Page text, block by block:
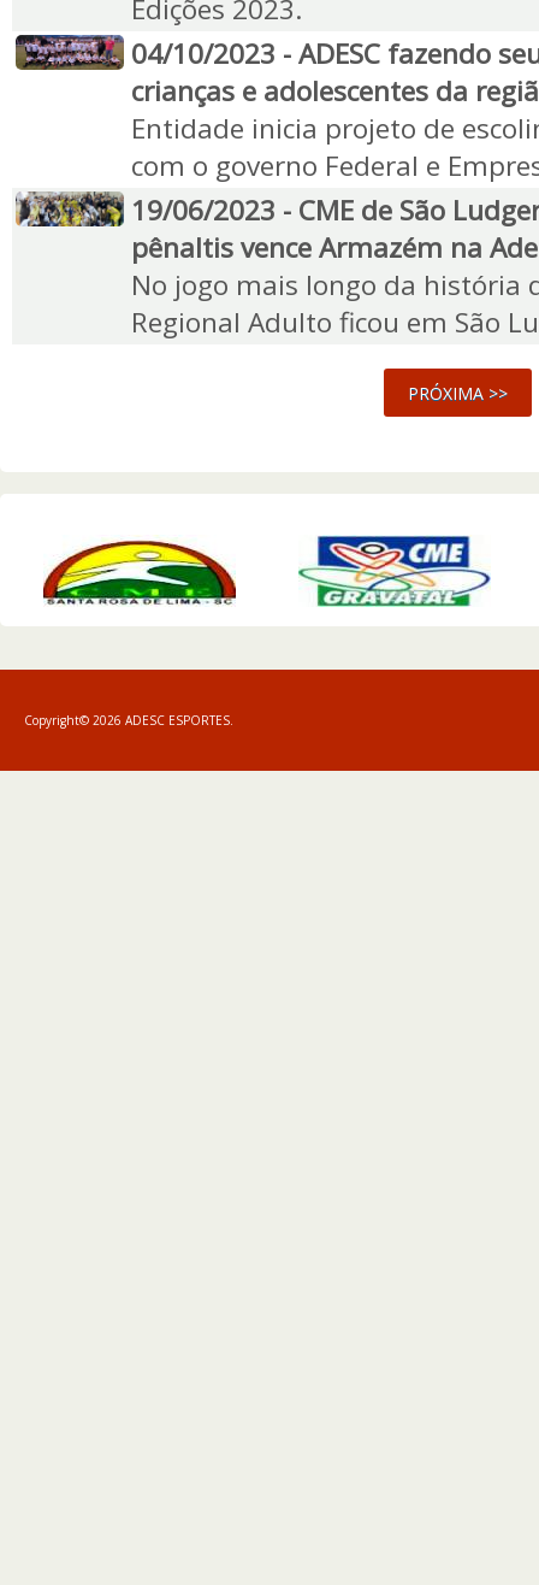
Edições 2023.
04/10/2023 - ADESC fazendo
crianças e adolescentes da
Entidade inicia projeto de
com o governo Federal e
19/06/2023 - CME de São
pênaltis vence Armazém na
No jogo mais longo da história
Regional Adulto ficou em São
Copyright© 2026 ADESC ESPORTES.